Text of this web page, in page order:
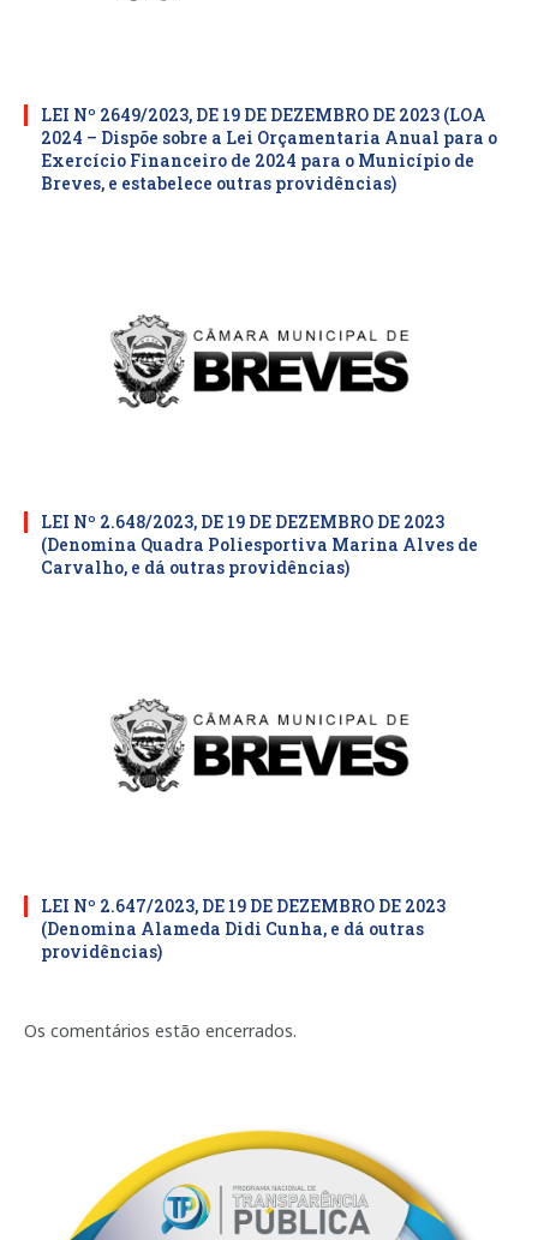
LEI Nº 2649/2023, DE 19 DE DEZEMBRO DE 2023 (LOA
2024 – Dispõe sobre a Lei Orçamentaria Anual para o
Exercício Financeiro de 2024 para o Município de
Breves, e estabelece outras providências)
LEI Nº 2.648/2023, DE 19 DE DEZEMBRO DE 2023
(Denomina Quadra Poliesportiva Marina Alves de
Carvalho, e dá outras providências)
LEI Nº 2.647/2023, DE 19 DE DEZEMBRO DE 2023
(Denomina Alameda Didi Cunha, e dá outras
providências)
Os comentários estão encerrados.